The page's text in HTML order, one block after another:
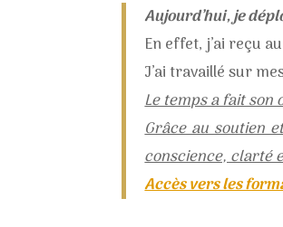
Aujourd’hui, je
En effet, j’ai reçu
J’ai travaillé sur
Le temps a fait
Grâce au soutien
conscience, clarté
Accès vers les